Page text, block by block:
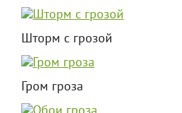
Шторм с грозой
Гром гроза